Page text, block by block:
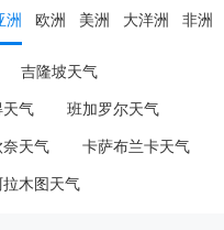
洲 欧洲 美洲 大洋洲 非洲
吉隆坡天气
天气 班加罗尔天气
奈天气 卡萨布兰卡天气
拉木图天气